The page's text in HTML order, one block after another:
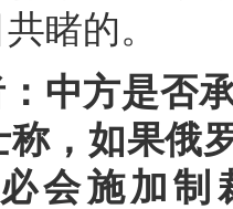
睹的。
中方是否
称，如果俄
会施加